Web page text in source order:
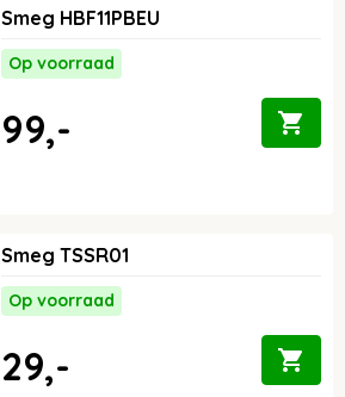
Smeg HBF11PBEU
Op voorraad
99,-
Smeg TSSR01
Op voorraad
29,-